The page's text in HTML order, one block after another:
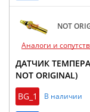
NOT
Аналоги и
ДАТЧИК
NOT ORIGINAL)
BG_1
В наличии